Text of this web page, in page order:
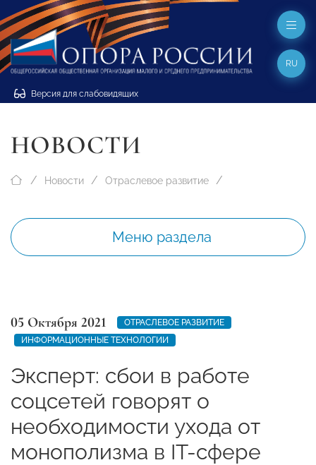
Версия для слабовидящих
RU
НОВОСТИ
Новости Отраслевое развитие
Меню раздела
05 Октября 2021
ОТРАСЛЕВОЕ РАЗВИТИЕ
ИНФОРМАЦИОННЫЕ ТЕХНОЛОГИИ
Эксперт: сбои в работе
соцсетей говорят о
необходимости ухода от
монополизма в IT-сфере